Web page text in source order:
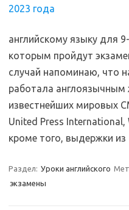
английскому языку для
которым пройдут
случай напоминаю, что
работала
известнейших мировых
United Press International,
кроме того, выдержки из
Раздел: Уроки английского
экзамены